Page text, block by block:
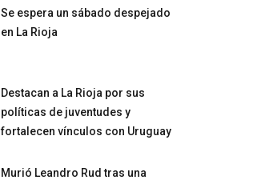
Se espera un sábado despejado
en La Rioja
Destacan a La Rioja por sus
políticas de juventudes y
fortalecen vínculos con Uruguay
Murió Leandro Rud tras una